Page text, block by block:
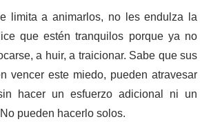
limita a animarlos, no les endulza la
que estén tranquilos porque ya no
a huir, a traicionar. Sabe que sus
vencer este miedo, pueden atravesar
hacer un esfuerzo adicional ni un
pueden hacerlo solos.